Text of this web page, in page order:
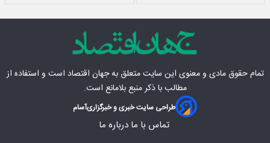
تمام حقوق مادی‌ و معنوی این سایت متعلق بهجهان اقتصاد است و استفاده از
مطالب با ذکر منبع بلامانع است.
طراحی سایت خبری و خبرگزاریآسام
تماس با ما درباره ما